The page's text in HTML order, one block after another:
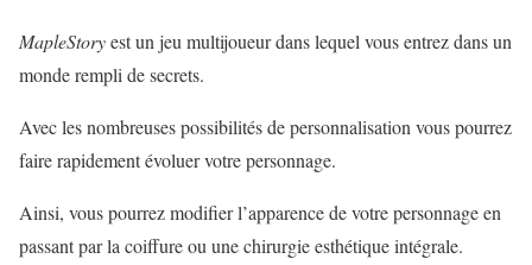
MapleStoryest un jeu multijoueur dans lequel vous entrez dans un
monde rempli de secrets.
Avec les nombreuses possibilités de personnalisation vous pourrez
faire rapidement évoluer votre personnage.
Ainsi, vous pourrez modifier l’apparence de votre personnage en
passant par la coiffure ou une chirurgie esthétique intégrale.